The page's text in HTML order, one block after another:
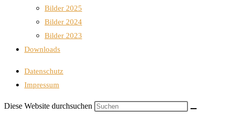
Bilder 2025
Bilder 2024
Bilder 2023
Downloads
Datenschutz
Impressum
Diese Website durchsuchen